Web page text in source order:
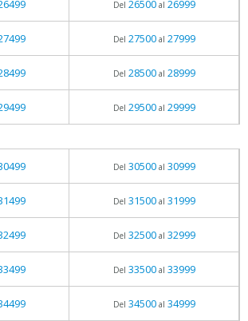
Del 26500al 26999
Del 27500al 27999
Del 28500al 28999
Del 29500al 29999
Del 30500al 30999
Del 31500al 31999
Del 32500al 32999
Del 33500al 33999
Del 34500al 34999